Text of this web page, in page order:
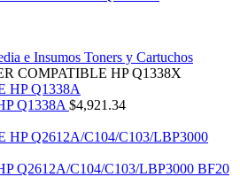
e Insumos Toners y Cartuchos
COMPATIBLE HP Q1338X
Q1338A $4,921.34
Q2612A/C104/C103/LBP3000 BF20